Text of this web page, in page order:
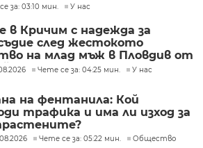
за: 03:10 мин. У нас
в Кричим с надежда за
след жестокото
на млад мъж в Пловдив от
Чете се за: 04:25 мин. У нас
на фентанила: Кой
трафика и има ли изход за
Чете се за: 05:22 мин. Общество